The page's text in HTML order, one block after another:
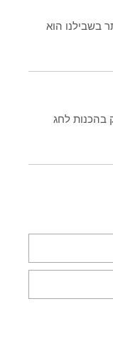
בשבילנו הוא
בהכנות לחג